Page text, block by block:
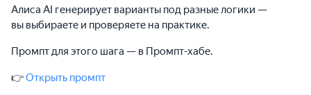
Алиса AI генерирует варианты под разные логики —
вы выбираете и проверяете на практике.
Промпт для этого шага — в Промпт-хабе.
👉Открыть промпт